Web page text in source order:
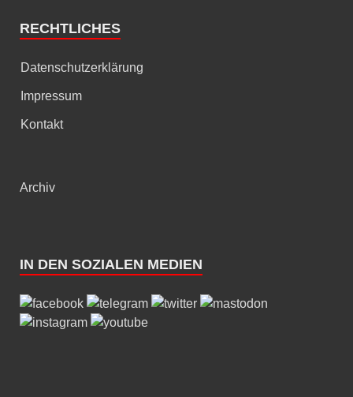
RECHTLICHES
Datenschutzerklärung
Impressum
Kontakt
Archiv
IN DEN SOZIALEN MEDIEN